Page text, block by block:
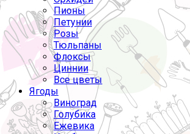
Пионы
Петунии
Розы
Тюльпаны
Флоксы
Циннии
Все цветы
Ягоды
Виноград
Голубика
Ежевика